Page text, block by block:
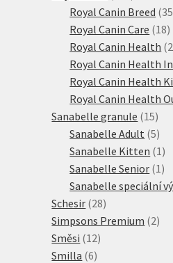
Royal Canin Breed 35
Royal Canin Care 1818
Royal Canin Health
Royal Canin Health
Royal Canin Health
Royal Canin Health
Sanabelle granule 1515
Sanabelle Adult 55
Sanabelle Kitten 1 1
Sanabelle Senior 1 1
Sanabelle speciální
Schesir 2828
produktů
Simpsons Premium 22
Směsi 1212
Smilla 66